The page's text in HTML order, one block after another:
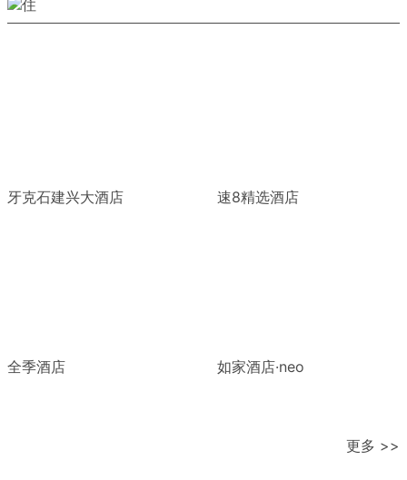
牙克石建兴大酒店 速8精选酒店
全季酒店 如家酒店·neo
更多 >>